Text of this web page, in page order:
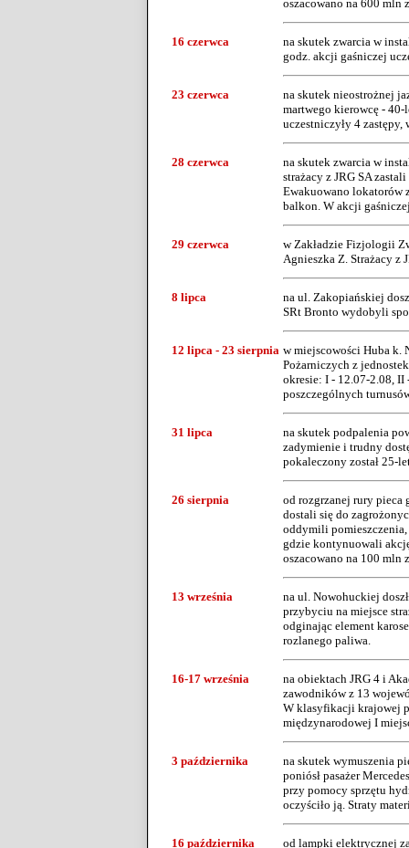
oszacowano na 600 mln
16 czerwca
na skutek zwarcia w
godz. akcji gaśniczej
23 czerwca
na skutek nieostrożnej
martwego kierowcę -
uczestniczyły 4
28 czerwca
na skutek zwarcia w
strażacy z JRG SA
Ewakuowano lokatorów
balkon. W akcji
29 czerwca
w Zakładzie Fizjologii
Agnieszka Z. Strażacy z
8 lipca
na ul. Zakopiańskiej
SRt Bronto wydobyli
12 lipca - 23 sierpnia w miejscowości Huba k.
Pożarniczych z
okresie: I - 12.07-2.08, II
poszczególnych
31 lipca
na skutek podpalenia
zadymienie i trudny
pokaleczony został 25-
26 sierpnia
od rozgrzanej rury pieca
dostali się do
oddymili
gdzie kontynuowali
oszacowano na 100 mln
13 września
na ul. Nowohuckiej
przybyciu na miejsce
odginając element
rozlanego paliwa.
16-17 września
na obiektach JRG 4 i
zawodników z 13
W klasyfikacji krajowej
międzynarodowej I
3 października
na skutek wymuszenia
poniósł pasażer
przy pomocy sprzętu
oczyściło ją. Straty
16 października od lampki elektrycznej